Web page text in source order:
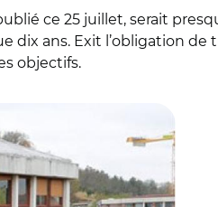
ce 25 juillet, serait
dix ans. Exit l’obligation de
objectifs.